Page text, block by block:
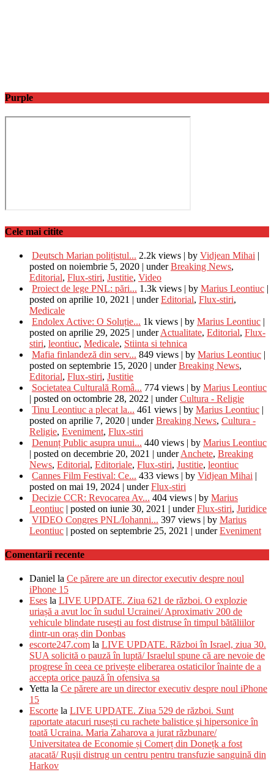
Purple
Cele mai citite
Deutsch Marian polițistul... 2.2k views | by Vidjean Mihai |
posted on noiembrie 5, 2020 | underBreaking News,
Editorial, Flux-stiri, Justitie, Video
Proiect de lege PNL: pări... 1.3k views | by Marius Leontiuc |
posted on aprilie 10, 2021 | underEditorial, Flux-stiri,
Medicale
Endolex Active: O Soluție... 1k views | by Marius Leontiuc |
posted on aprilie 29, 2025 | underActualitate, Editorial, Flux-
stiri, leontiuc, Medicale, Stiinta si tehnica
Mafia finlandeză din serv... 849 views | by Marius Leontiuc |
posted on septembrie 15, 2020 | underBreaking News,
Editorial, Flux-stiri, Justitie
Societatea Culturală Româ... 774 views | by Marius Leontiuc
| posted on octombrie 28, 2022 | underCultura - Religie
Tinu Leontiuc a plecat la... 461 views | by Marius Leontiuc |
posted on aprilie 7, 2020 | underBreaking News, Cultura -
Religie, Eveniment, Flux-stiri
Denunț Public asupra unui... 440 views | by Marius Leontiuc
| posted on decembrie 20, 2021 | underAnchete, Breaking
News, Editorial, Editoriale, Flux-stiri, Justitie, leontiuc
Cannes Film Festival: Ce... 433 views | by Vidjean Mihai |
posted on mai 19, 2024 | underFlux-stiri
Decizie CCR: Revocarea Av... 404 views | by Marius
Leontiuc | posted on iunie 30, 2021 | underFlux-stiri, Juridice
VIDEO Congres PNL/Iohanni... 397 views | by Marius
Leontiuc | posted on septembrie 25, 2021 | underEveniment
Comentarii recente
Daniel la Ce părere are un director executiv despre noul
iPhone 15
Eses la LIVE UPDATE. Ziua 621 de război. O explozie
uriașă a avut loc în sudul Ucrainei/ Aproximativ 200 de
vehicule blindate rusești au fost distruse în timpul bătăliilor
dintr-un oraș din Donbas
escorte247.com la LIVE UPDATE. Război în Israel, ziua 30.
SUA solicită o pauză în luptă/ Israelul spune că are nevoie de
progrese în ceea ce privește eliberarea ostaticilor înainte de a
accepta orice pauză în ofensiva sa
Yetta la Ce părere are un director executiv despre noul iPhone
15
Escorte la LIVE UPDATE. Ziua 529 de război. Sunt
raportate atacuri rusești cu rachete balistice şi hipersonice în
toată Ucraina. Maria Zaharova a jurat răzbunare/
Universitatea de Economie și Comerț din Donețk a fost
atacată/ Ruşii distrug un centru pentru transfuzie sanguină din
Harkov